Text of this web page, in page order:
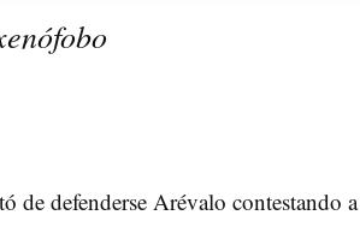
defenderse Arévalo contestando a